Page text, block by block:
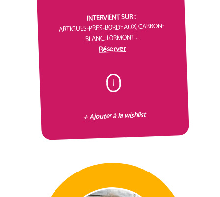
INTERVIENT SUR :
ARTIGUES-PRÈS-BORDEAUX, CARBON-
BLANC, LORMONT...
Réserver
I
+ Ajouter à la wishlist